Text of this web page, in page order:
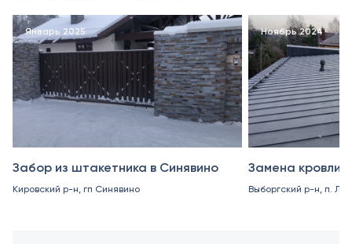
Январь 2025
Забор из штакетника в Синявино
Кировский р-н, гп Синявино
Ноябрь 2024
Замена кровли
Выборгский р-н, п.